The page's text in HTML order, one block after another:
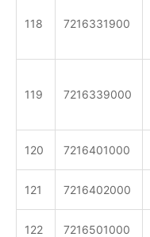
118 7216331900
119 7216339000
120 7216401000
121 7216402000
122 7216501000